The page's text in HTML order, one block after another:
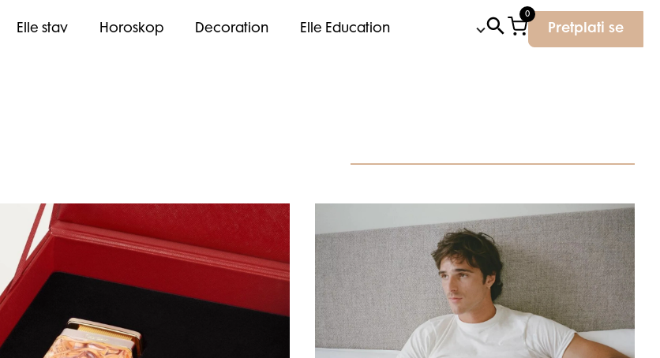
Elle stav Horoskop Decoration Elle Education
0
Pretplati se